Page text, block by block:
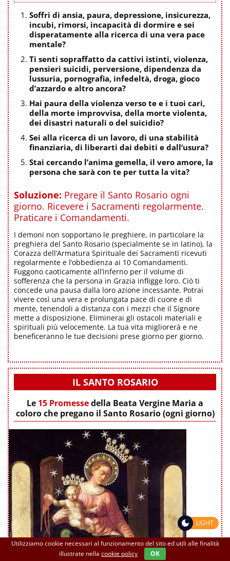
Soffri di ansia, paura, depressione, insicurezza,
incubi, rimorsi, incapacità di dormire e sei
disperatamente alla ricerca di una vera pace
mentale?
Ti senti sopraffatto da cattivi istinti, violenza,
pensieri suicidi, perversione, dipendenza da
lussuria, pornografia, infedeltà, droga, gioco
d’azzardo e altro ancora?
Hai paura della violenza verso te e i tuoi cari,
della morte improvvisa, della morte violenta,
dei disastri naturali o del suicidio?
Sei alla ricerca di un lavoro, di una stabilità
finanziaria, di liberarti dai debiti e dall’usura?
Stai cercando l’anima gemella, il vero amore, la
persona che sarà con te per tutta la vita?
Soluzione: Pregare il Santo Rosario ogni
giorno. Ricevere i Sacramenti regolarmente.
Praticare i Comandamenti.
I demoni non sopportano le preghiere, in particolare la
preghiera del Santo Rosario (specialmente se in latino), la
Corazza dell’Armatura Spirituale dei Sacramenti ricevuti
regolarmente e l’obbedienza ai 10 Comandamenti.
Fuggono caoticamente all’inferno per il volume di
sofferenza che la persona in Grazia infligge loro. Ciò ti
concede una pausa dalla loro azione incessante. Potrai
vivere così una vera e prolungata pace di cuore e di
mente, tenendoli a distanza con i mezzi che il Signore
mette a disposizione. Eliminerai gli ostacoli materiali e
spirituali più velocemente. La tua vita migliorerà e ne
beneficeranno le tue decisioni prese giorno per giorno.
IL SANTO ROSARIO
Le 15 Promessedella Beata Vergine Maria a
coloro che pregano il Santo Rosario (ogni giorno)
Utilizziamo cookie necessari al funzionamento del sito ed utili alle finalità
illustrate nella cookie policy OK
LIGHT